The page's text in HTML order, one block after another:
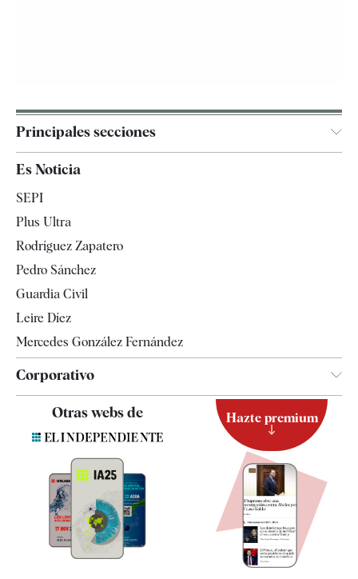
Principales secciones
España
Televisión
Es Noticia
SEPI
Plus Ultra
Rodríguez Zapatero
Pedro Sánchez
Guardia Civil
Leire Díez
Mercedes González Fernández
Corporativo
Contacto
Quiénes somos
Especificaciones
Otras webs de Hazte premium